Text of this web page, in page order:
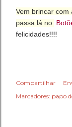
Vem brincar com
passa lá no
felicidades!!!!
Compartilhar
Marcadores: papo